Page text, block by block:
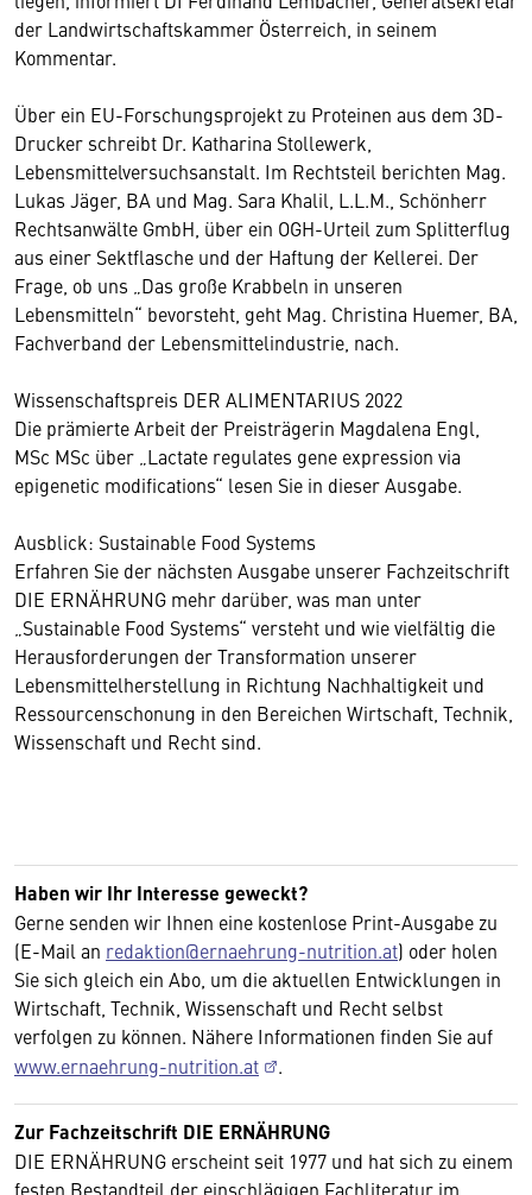
der Landwirtschaftskammer Österreich, in seinem
Kommentar.
Über ein EU-Forschungsprojekt zu Proteinen aus dem 3D-
Drucker schreibt Dr. Katharina Stollewerk,
Lebensmittelversuchsanstalt. Im Rechtsteil berichten Mag.
Lukas Jäger, BA und Mag. Sara Khalil, L.L.M., Schönherr
Rechtsanwälte GmbH, über ein OGH-Urteil zum Splitterflug
aus einer Sektflasche und der Haftung der Kellerei. Der
Frage, ob uns „Das große Krabbeln in unseren
Lebensmitteln“ bevorsteht, geht Mag. Christina Huemer, BA,
Fachverband der Lebensmittelindustrie, nach.
Wissenschaftspreis DER ALIMENTARIUS 2022
Die prämierte Arbeit der Preisträgerin Magdalena Engl,
MSc MSc über „Lactate regulates gene expression via
epigenetic modifications“ lesen Sie in dieser Ausgabe.
Ausblick: Sustainable Food Systems
Erfahren Sie der nächsten Ausgabe unserer Fachzeitschrift
DIE ERNÄHRUNG mehr darüber, was man unter
„Sustainable Food Systems“ versteht und wie vielfältig die
Herausforderungen der Transformation unserer
Lebensmittelherstellung in Richtung Nachhaltigkeit und
Ressourcenschonung in den Bereichen Wirtschaft, Technik,
Wissenschaft und Recht sind.
Haben wir Ihr Interesse geweckt?
Gerne senden wir Ihnen eine kostenlose Print-Ausgabe zu
(E-Mail an redaktion@ernaehrung-nutrition.at) oder holen
Sie sich gleich ein Abo, um die aktuellen Entwicklungen in
Wirtschaft, Technik, Wissenschaft und Recht selbst
verfolgen zu können. Nähere Informationen finden Sie auf
www.ernaehrung-nutrition.at
.
Zur Fachzeitschrift DIE ERNÄHRUNG
DIE ERNÄHRUNG erscheint seit 1977 und hat sich zu einem
festen Bestandteil der einschlägigen Fachliteratur im